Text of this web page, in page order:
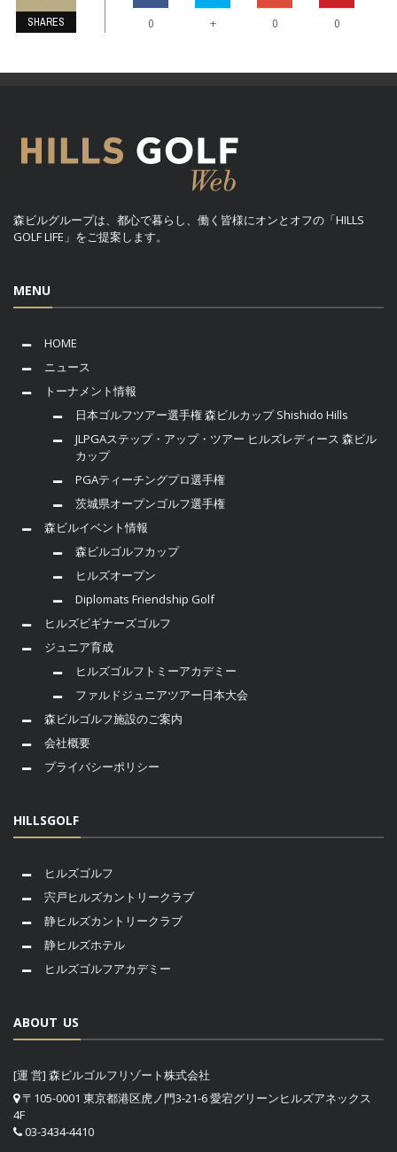
SHARES 0 + 0 0
森ビルグループは、都心で暮らし、働く皆様にオンとオフの「HILLS
GOLF LIFE」をご提案します。
MENU
HOME
ニュース
トーナメント情報
日本ゴルフツアー選手権 森ビルカップ Shishido Hills
JLPGAステップ・アップ・ツアー ヒルズレディース 森ビル
カップ
PGAティーチングプロ選手権
茨城県オープンゴルフ選手権
森ビルイベント情報
森ビルゴルフカップ
ヒルズオープン
Diplomats Friendship Golf
ヒルズビギナーズゴルフ
ジュニア育成
ヒルズゴルフトミーアカデミー
ファルドジュニアツアー日本大会
森ビルゴルフ施設のご案内
会社概要
プライバシーポリシー
HILLSGOLF
ヒルズゴルフ
宍戸ヒルズカントリークラブ
静ヒルズカントリークラブ
静ヒルズホテル
ヒルズゴルフアカデミー
ABOUT US
[運 営] 森ビルゴルフリゾート株式会社
〒105-0001 東京都港区虎ノ門3-21-6 愛宕グリーンヒルズアネックス
4F
03-3434-4410